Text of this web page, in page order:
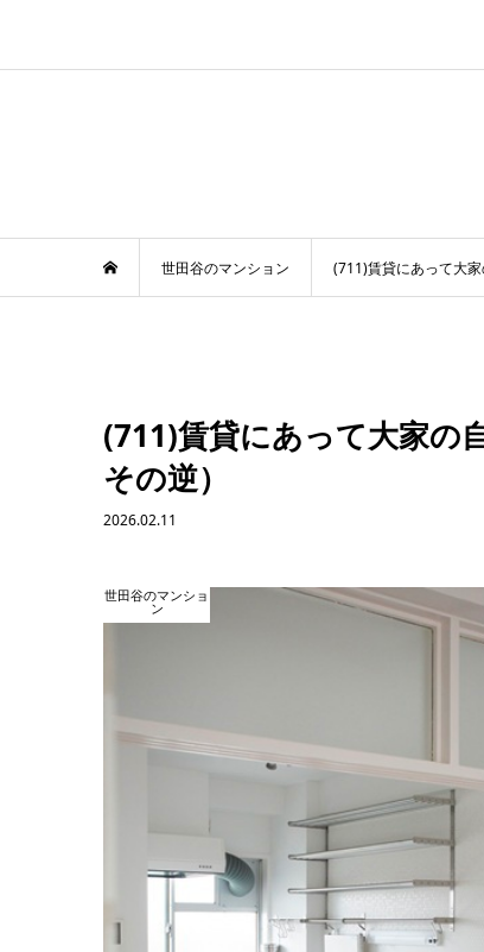
世田谷のマンション (711)賃貸にあって大
(711)賃貸にあって大家の
その逆）
2026.02.11
世田谷のマンショ
ン